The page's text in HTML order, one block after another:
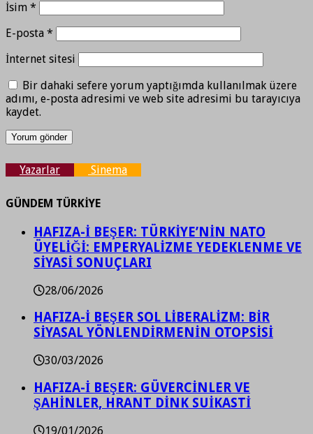
İsim *
E-posta *
İnternet sitesi
Bir dahaki sefere yorum yaptığımda kullanılmak üzere
adımı, e-posta adresimi ve web site adresimi bu tarayıcıya
kaydet.
Yazarlar Sinema
GÜNDEM TÜRKİYE
HAFIZA-İ BEŞER: TÜRKİYE’NİN NATO
ÜYELİĞİ: EMPERYALİZME YEDEKLENME VE
SİYASİ SONUÇLARI
28/06/2026
HAFIZA-İ BEŞER SOL LİBERALİZM: BİR
SİYASAL YÖNLENDİRMENİN OTOPSİSİ
30/03/2026
HAFIZA-İ BEŞER: GÜVERCİNLER VE
ŞAHİNLER, HRANT DİNK SUİKASTİ
19/01/2026